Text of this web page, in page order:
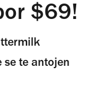
$69!
se te antojen